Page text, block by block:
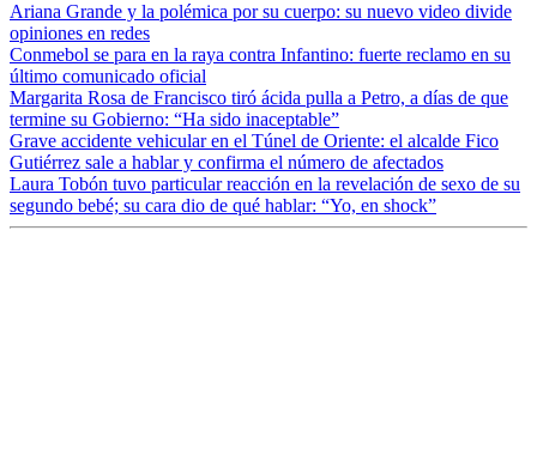
Ariana Grande y la polémica por su cuerpo: su nuevo video divide
opiniones en redes
Conmebol se para en la raya contra Infantino: fuerte reclamo en su
último comunicado oficial
Margarita Rosa de Francisco tiró ácida pulla a Petro, a días de que
termine su Gobierno: “Ha sido inaceptable”
Grave accidente vehicular en el Túnel de Oriente: el alcalde Fico
Gutiérrez sale a hablar y confirma el número de afectados
Laura Tobón tuvo particular reacción en la revelación de sexo de su
segundo bebé; su cara dio de qué hablar: “Yo, en shock”